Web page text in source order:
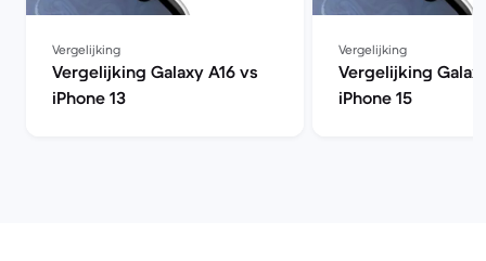
Vergelijking
Vergelijking Galaxy A16 vs
iPhone 13
Vergelijking
Vergelijking
iPhone 15